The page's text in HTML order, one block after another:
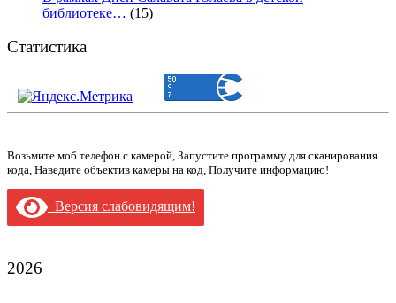
библиотеке… (15)
Статистика
Возьмите моб телефон с камерой, Запустите программу для сканирования
кода, Наведите объектив камеры на код, Получите информацию!
Версия слабовидящим!
2026